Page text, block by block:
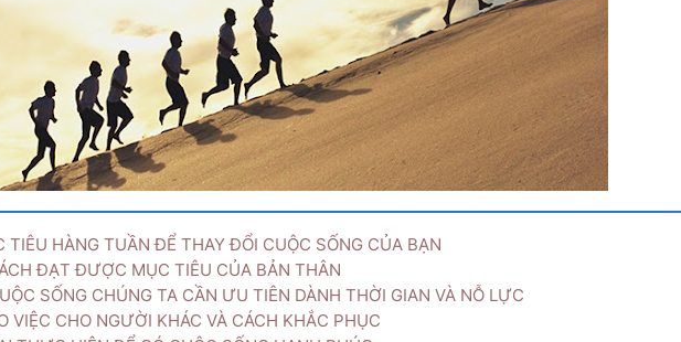
TIÊU HÀNG TUẦN ĐỂ THAY ĐỔI CUỘC SỐNG CỦA BẠN
ĐẠT ĐƯỢC MỤC TIÊU CỦA BẢN THÂN
SỐNG CHÚNG TA CẦN ƯU TIÊN DÀNH THỜI GIAN VÀ NỖ LỰC
VIỆC CHO NGƯỜI KHÁC VÀ CÁCH KHẮC PHỤC